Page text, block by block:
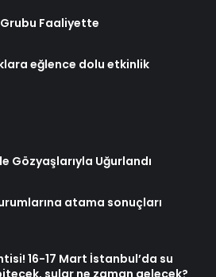
Faaliyette
eğlence dolu etkinlik
Gözyaşlarıyla Uğurlandı
atama sonuçları
16-17 Mart İstanbul’da su
sular ne zaman gelecek?